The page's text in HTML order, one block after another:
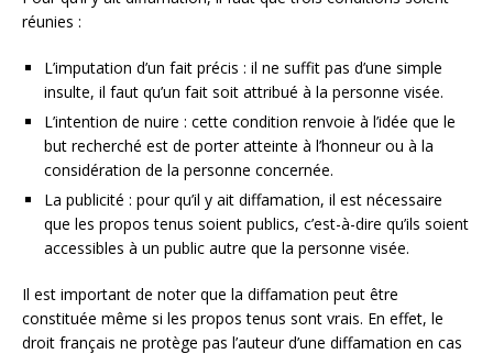
réunies :
L’imputation d’un fait précis : il ne suffit pas d’une simple
insulte, il faut qu’un fait soit attribué à la personne visée.
L’intention de nuire : cette condition renvoie à l’idée que le
but recherché est de porter atteinte à l’honneur ou à la
considération de la personne concernée.
La publicité : pour qu’il y ait diffamation, il est nécessaire
que les propos tenus soient publics, c’est-à-dire qu’ils soient
accessibles à un public autre que la personne visée.
Il est important de noter que la diffamation peut être
constituée même si les propos tenus sont vrais. En effet, le
droit français ne protège pas l’auteur d’une diffamation en cas